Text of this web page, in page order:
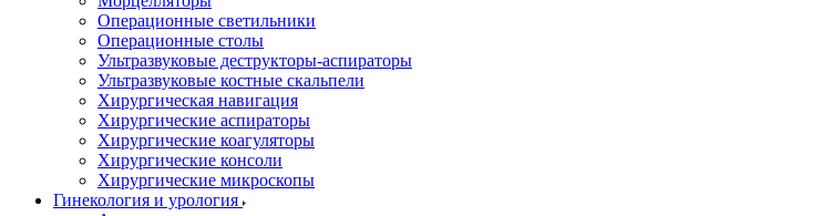
Операционные светильники
Операционные столы
Ультразвуковые деструкторы-аспираторы
Ультразвуковые костные скальпели
Хирургическая навигация
Хирургические аспираторы
Хирургические коагуляторы
Хирургические консоли
Хирургические микроскопы
Гинекология и урология